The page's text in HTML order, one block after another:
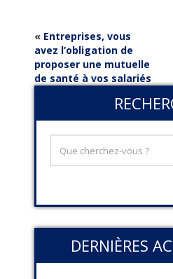
« Entreprises, vous
avez l’obligation de
proposer une mutuelle
de santé à vos salariés
DERNIÈRES